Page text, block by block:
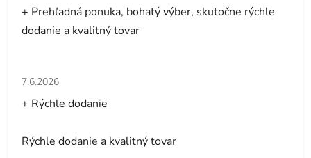
+ Prehľadná ponuka, bohatý výber, skutočne rýchle
dodanie a kvalitný tovar
Hodnotenie obchodu je 5 z 5 hviezdičiek.
7.6.2026
+ Rýchle dodanie
Rýchle dodanie a kvalitný tovar